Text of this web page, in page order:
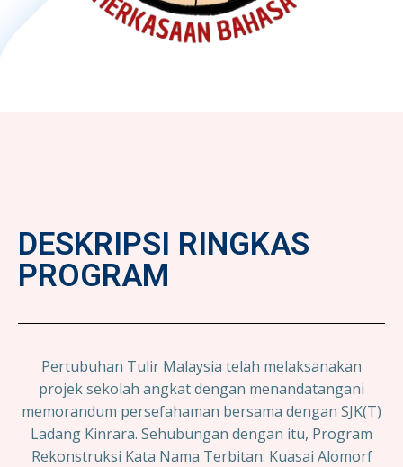
DESKRIPSI RINGKAS
PROGRAM
Pertubuhan Tulir Malaysia telah melaksanakan
projek sekolah angkat dengan menandatangani
memorandum persefahaman bersama dengan SJK(T)
Ladang Kinrara. Sehubungan dengan itu, Program
Rekonstruksi Kata Nama Terbitan: Kuasai Alomorf